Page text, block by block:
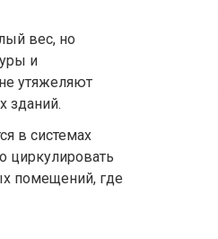
вес, но
и
утяжеляют
зданий.
в системах
циркулировать
помещений, где